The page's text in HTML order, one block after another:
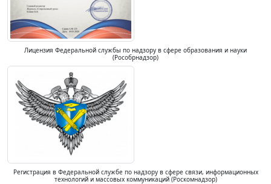
Лицензия Федеральной службы по надзору в сфере образования и науки
(Рособрнадзор)
Регистрация в Федеральной службе по надзору в сфере связи, информационных
технологий и массовых коммуникаций (Роскомнадзор)